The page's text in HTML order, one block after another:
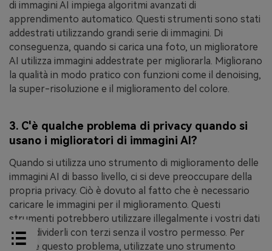
di immagini AI impiega algoritmi avanzati di
apprendimento automatico. Questi strumenti sono stati
addestrati utilizzando grandi serie di immagini. Di
conseguenza, quando si carica una foto, un miglioratore
AI utilizza immagini addestrate per migliorarla. Migliorano
la qualità in modo pratico con funzioni come il denoising,
la super-risoluzione e il miglioramento del colore.
3. C'è qualche problema di privacy quando si
usano i miglioratori di immagini AI?
Quando si utilizza uno strumento di miglioramento delle
immagini AI di basso livello, ci si deve preoccupare della
propria privacy. Ciò è dovuto al fatto che è necessario
caricare le immagini per il miglioramento. Questi
strumenti potrebbero utilizzare illegalmente i vostri dati
o condividerli con terzi senza il vostro permesso. Per
evitare questo problema, utilizzate uno strumento